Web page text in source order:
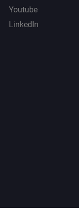
Youtube
LinkedIn